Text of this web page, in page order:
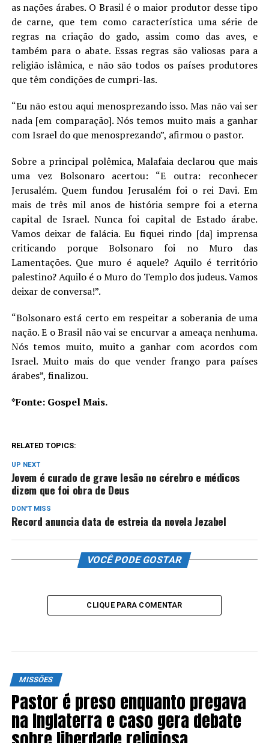
as nações árabes. O Brasil é o maior produtor desse tipo
de carne, que tem como característica uma série de
regras na criação do gado, assim como das aves, e
também para o abate. Essas regras são valiosas para a
religião islâmica, e não são todos os países produtores
que têm condições de cumpri-las.
“Eu não estou aqui menosprezando isso. Mas não vai ser
nada [em comparação]. Nós temos muito mais a ganhar
com Israel do que menosprezando”, afirmou o pastor.
Sobre a principal polêmica, Malafaia declarou que mais
uma vez Bolsonaro acertou: “E outra: reconhecer
Jerusalém. Quem fundou Jerusalém foi o rei Davi. Em
mais de três mil anos de história sempre foi a eterna
capital de Israel. Nunca foi capital de Estado árabe.
Vamos deixar de falácia. Eu fiquei rindo [da] imprensa
criticando porque Bolsonaro foi no Muro das
Lamentações. Que muro é aquele? Aquilo é território
palestino? Aquilo é o Muro do Templo dos judeus. Vamos
deixar de conversa!”.
“Bolsonaro está certo em respeitar a soberania de uma
nação. E o Brasil não vai se encurvar a ameaça nenhuma.
Nós temos muito, muito a ganhar com acordos com
Israel. Muito mais do que vender frango para países
árabes”, finalizou.
*Fonte: Gospel Mais.
RELATED TOPICS:
UP NEXT
Jovem é curado de grave lesão no cérebro e médicos
dizem que foi obra de Deus
DON'T MISS
Record anuncia data de estreia da novela Jezabel
VOCÊ PODE GOSTAR
CLIQUE PARA COMENTAR
MISSÕES
Pastor é preso enquanto pregava
na Inglaterra e caso gera debate